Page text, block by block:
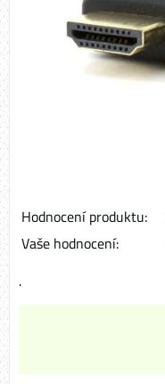
Hodnocení produktu:
Vaše hodnocení:
.